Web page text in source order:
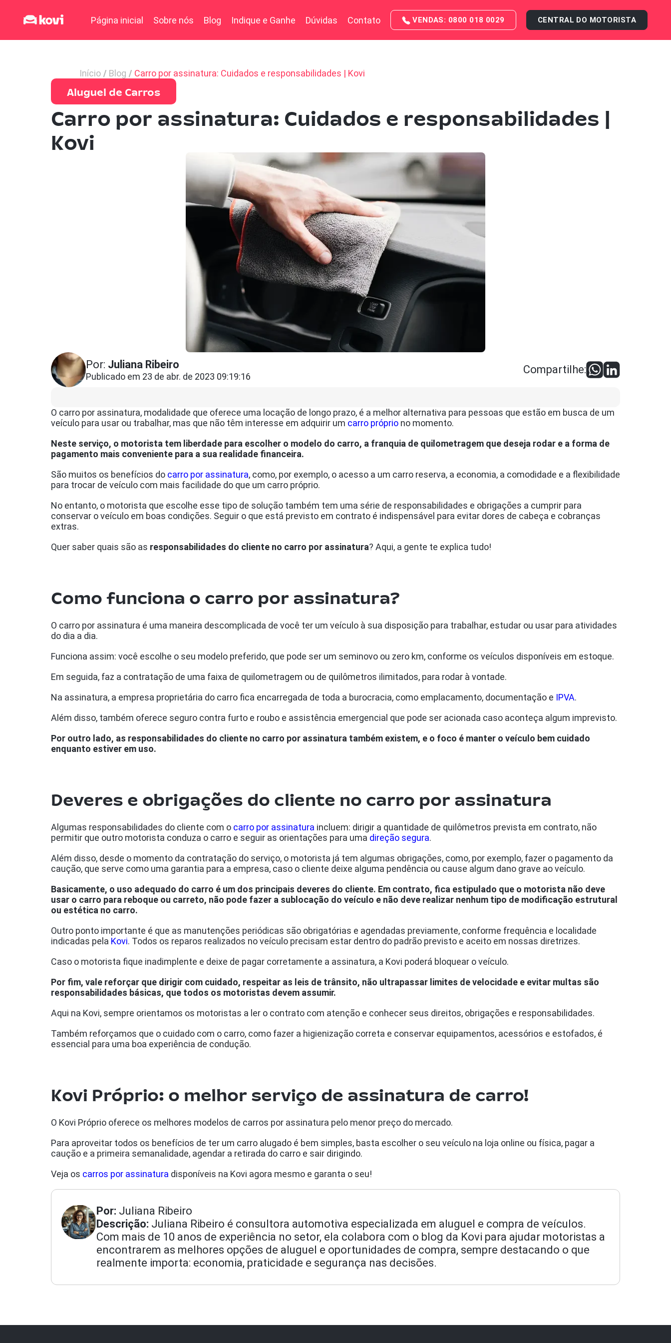
Página inicial Sobre nós Blog Indique e Ganhe Dúvidas Contato VENDAS: 0800 018 0029 CENTRAL DO MOTORISTA
Início Blog Carro por assinatura: Cuidados e responsabilidades | Kovi
Aluguel de Carros
Carro por assinatura: Cuidados e responsabilidades |
Kovi
Por: Juliana Ribeiro
Publicado em 23 de abr. de 2023 09:19:16
Compartilhe:
O carro por assinatura, modalidade que oferece uma locação de longo prazo, é a melhor alternativa para pessoas que estão em busca de um
veículo para usar ou trabalhar, mas que não têm interesse em adquirir um carro próprio no momento.
Neste serviço, o motorista tem liberdade para escolher o modelo do carro, a franquia de quilometragem que deseja rodar e a forma de
pagamento mais conveniente para a sua realidade financeira.
São muitos os benefícios do carro por assinatura, como, por exemplo, o acesso a um carro reserva, a economia, a comodidade e a flexibilidade
para trocar de veículo com mais facilidade do que um carro próprio.
No entanto, o motorista que escolhe esse tipo de solução também tem uma série de responsabilidades e obrigações a cumprir para
conservar o veículo em boas condições. Seguir o que está previsto em contrato é indispensável para evitar dores de cabeça e cobranças
extras.
Quer saber quais são as responsabilidades do cliente no carro por assinatura? Aqui, a gente te explica tudo!
Como funciona o carro por assinatura?
O carro por assinatura é uma maneira descomplicada de você ter um veículo à sua disposição para trabalhar, estudar ou usar para atividades
do dia a dia.
Funciona assim: você escolhe o seu modelo preferido, que pode ser um seminovo ou zero km, conforme os veículos disponíveis em estoque.
Em seguida, faz a contratação de uma faixa de quilometragem ou de quilômetros ilimitados, para rodar à vontade.
Na assinatura, a empresa proprietária do carro fica encarregada de toda a burocracia, como emplacamento, documentação e IPVA.
Além disso, também oferece seguro contra furto e roubo e assistência emergencial que pode ser acionada caso aconteça algum imprevisto.
Por outro lado, as responsabilidades do cliente no carro por assinatura também existem, e o foco é manter o veículo bem cuidado
enquanto estiver em uso.
Deveres e obrigações do cliente no carro por assinatura
Algumas responsabilidades do cliente com o carro por assinatura incluem: dirigir a quantidade de quilômetros prevista em contrato, não
permitir que outro motorista conduza o carro e seguir as orientações para uma direção segura.
Além disso, desde o momento da contratação do serviço, o motorista já tem algumas obrigações, como, por exemplo, fazer o pagamento da
caução, que serve como uma garantia para a empresa, caso o cliente deixe alguma pendência ou cause algum dano grave ao veículo.
Basicamente, o uso adequado do carro é um dos principais deveres do cliente. Em contrato, fica estipulado que o motorista não deve
usar o carro para reboque ou carreto, não pode fazer a sublocação do veículo e não deve realizar nenhum tipo de modificação estrutural
ou estética no carro.
Outro ponto importante é que as manutenções periódicas são obrigatórias e agendadas previamente, conforme frequência e localidade
indicadas pela Kovi. Todos os reparos realizados no veículo precisam estar dentro do padrão previsto e aceito em nossas diretrizes.
Caso o motorista fique inadimplente e deixe de pagar corretamente a assinatura, a Kovi poderá bloquear o veículo.
Por fim, vale reforçar que dirigir com cuidado, respeitar as leis de trânsito, não ultrapassar limites de velocidade e evitar multas são
responsabilidades básicas, que todos os motoristas devem assumir.
Aqui na Kovi, sempre orientamos os motoristas a ler o contrato com atenção e conhecer seus direitos, obrigações e responsabilidades.
Também reforçamos que o cuidado com o carro, como fazer a higienização correta e conservar equipamentos, acessórios e estofados, é
essencial para uma boa experiência de condução.
Kovi Próprio: o melhor serviço de assinatura de carro!
O Kovi Próprio oferece os melhores modelos de carros por assinatura pelo menor preço do mercado.
Para aproveitar todos os benefícios de ter um carro alugado é bem simples, basta escolher o seu veículo na loja online ou física, pagar a
caução e a primeira semanalidade, agendar a retirada do carro e sair dirigindo.
Veja os carros por assinatura disponíveis na Kovi agora mesmo e garanta o seu!
Por: Juliana Ribeiro
Descrição: Juliana Ribeiro é consultora automotiva especializada em aluguel e compra de veículos.
Com mais de 10 anos de experiência no setor, ela colabora com o blog da Kovi para ajudar motoristas a
encontrarem as melhores opções de aluguel e oportunidades de compra, sempre destacando o que
realmente importa: economia, praticidade e segurança nas decisões.